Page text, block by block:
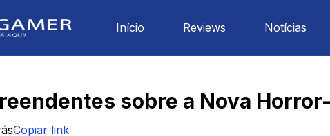
Início Reviews Notícias
sobre a Nova
Copiar link